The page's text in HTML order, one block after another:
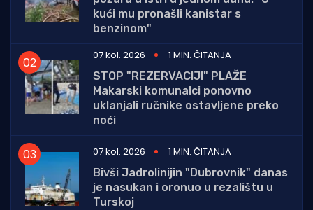
kući mu pronašli kanistar s
benzinom"
07 kol. 2026
1 MIN. ČITANJA
STOP "REZERVACIJI" PLAŽE
Makarski komunalci ponovno
uklanjali ručnike ostavljene preko
noći
07 kol. 2026
1 MIN. ČITANJA
Bivši Jadrolinijin "Dubrovnik" danas
je nasukan i oronuo u rezalištu u
Turskoj